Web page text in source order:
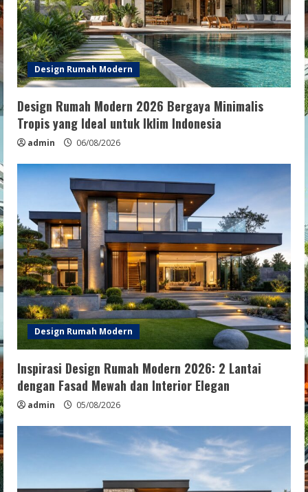
Design Rumah Modern
Design Rumah Modern 2026 Bergaya Minimalis
Tropis yang Ideal untuk Iklim Indonesia
admin 06/08/2026
Design Rumah Modern
Inspirasi Design Rumah Modern 2026: 2 Lantai
dengan Fasad Mewah dan Interior Elegan
admin 05/08/2026